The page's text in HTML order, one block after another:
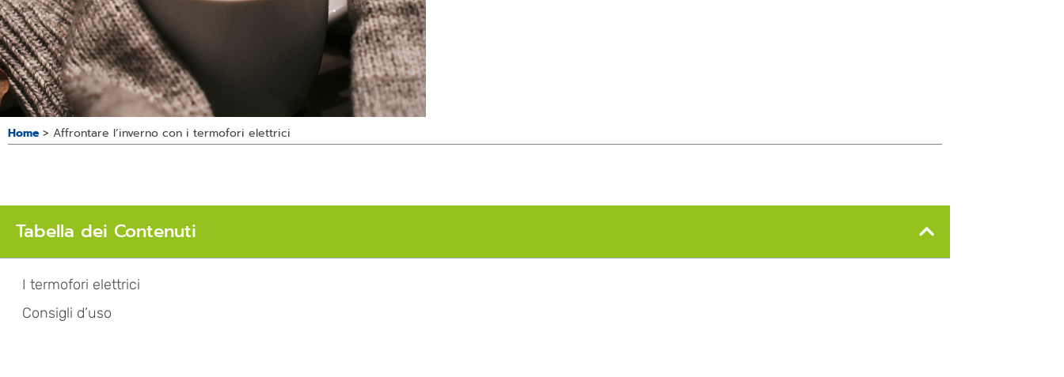
Home > Affrontare l’inverno con i termofori elettrici
Tabella dei Contenuti
I termofori elettrici
Consigli d’uso